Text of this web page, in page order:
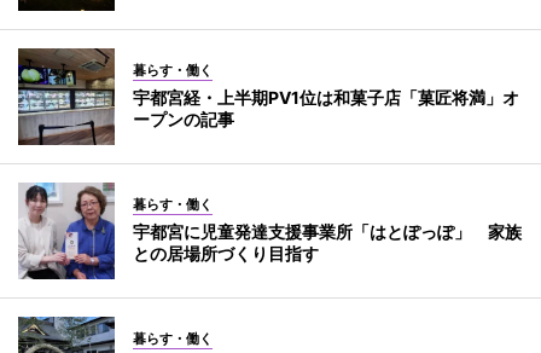
暮らす・働く
宇都宮経・上半期PV1位は和菓子店「菓匠将満」オ
ープンの記事
暮らす・働く
宇都宮に児童発達支援事業所「はとぽっぽ」 家族
との居場所づくり目指す
暮らす・働く